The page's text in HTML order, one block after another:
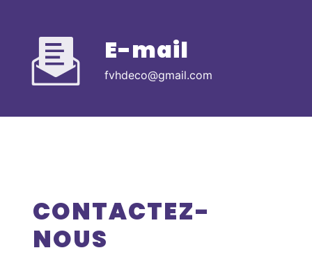
E-mail
fvhdeco@gmail.com
CONTACTEZ-
NOUS